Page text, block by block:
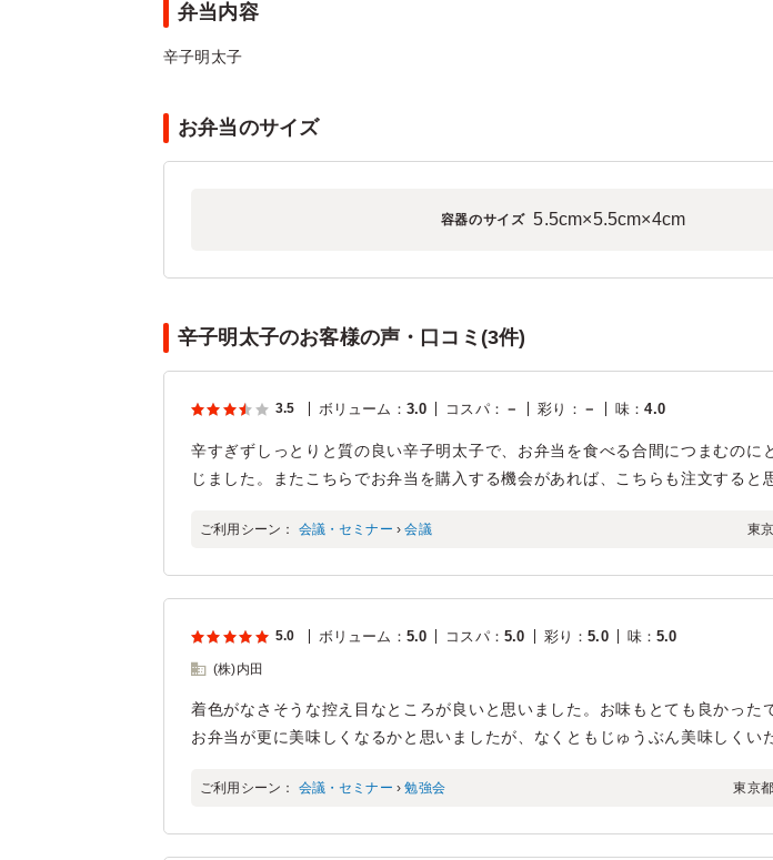
弁当内容
辛子明太子
お弁当のサイズ
容器のサイズ 5.5cm×5.5cm×4cm
辛子明太子のお客様の声・口コミ(3件)
3.5 ボリューム ： 3.0 コスパ： － 彩り ： － 味 ：4.0
辛すぎずしっとりと質の良い辛子明太子で、お弁当を食べる合間につまむのに
じました。またこちらでお弁当を購入する機会があれば、こちらも注文すると
ご利用シーン： 会議・セミナー ›会議 東
5.0 ボリューム ： 5.0 コスパ： 5.0 彩り ：5.0 味：5.0
(株)内田
着色がなさそうな控え目なところが良いと思いました。お味もとても良かった
お弁当が更に美味しくなるかと思いましたが、なくともじゅうぶん美味しくい
ご利用シーン： 会議・セミナー ›勉強会 東京